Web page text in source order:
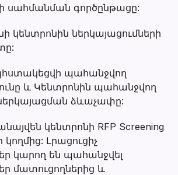
սահմանման գործընթացը:
կենտրոնին ներկայացումների
պահանջվող
և Կենտրոնին պահանջվող
ձևաչափը:
կենտրոնի RFP Screening
Լրացուցիչ
կարող են պահանջվել
մատուցողներից և